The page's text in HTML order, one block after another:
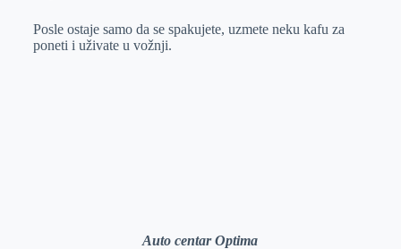
Posle ostaje samo da se spakujete, uzmete neku kafu za
poneti i uživate u vožnji.
Auto centar Optima